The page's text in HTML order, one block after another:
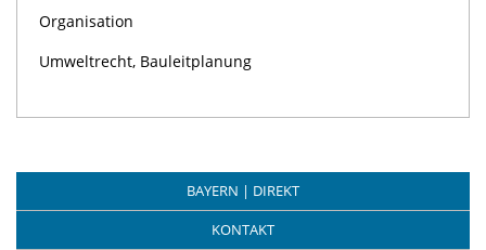
Organisation
Umweltrecht, Bauleitplanung
BAYERN | DIREKT
KONTAKT